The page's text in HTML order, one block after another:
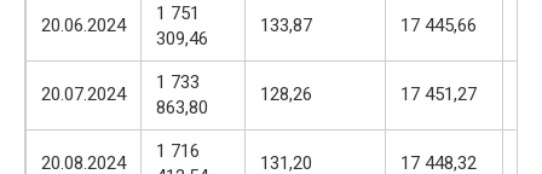
20.06.2024
1 751
309,46
133,87 17 445,66
20.07.2024
1 733
863,80
128,26 17 451,27
20.08.2024
1 716
131,20 17 448,32